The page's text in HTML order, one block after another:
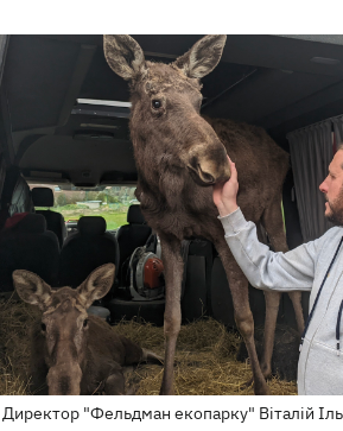
Директор "Фельдман екопарку" Віталій